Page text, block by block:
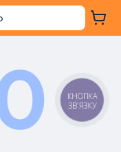
КНОПКА
ЗВ'ЯЗКУ